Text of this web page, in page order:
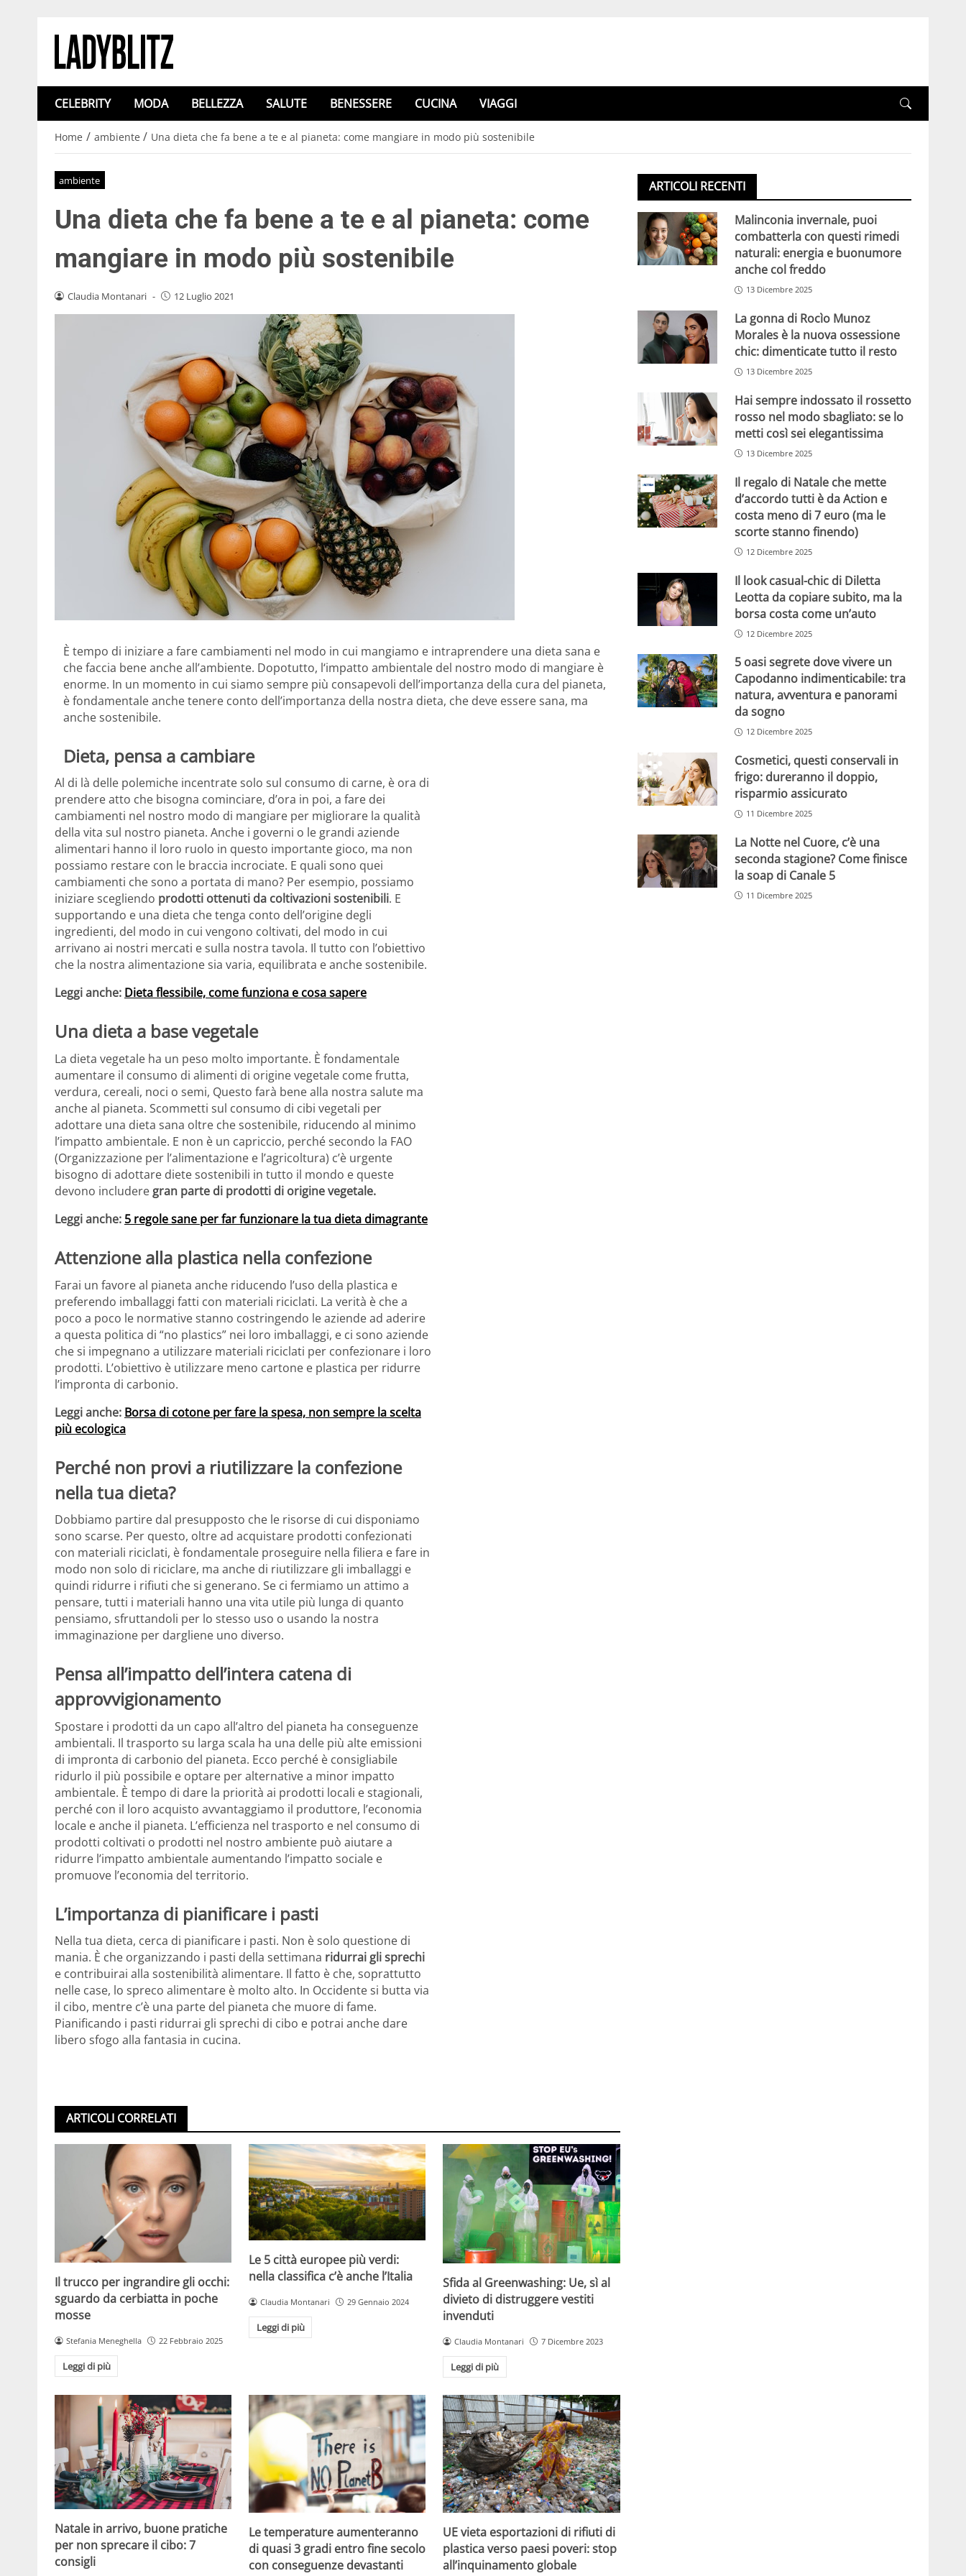
CELEBRITY MODA BELLEZZA SALUTE BENESSERE CUCINA VIAGGI
Home / ambiente / Una dieta che fa bene a te e al pianeta: come mangiare in modo più sostenibile
ambiente
Una dieta che fa bene a te e al pianeta: come
mangiare in modo più sostenibile
Claudia Montanari - 12 Luglio 2021
È tempo di iniziare a fare cambiamenti nel modo in cui mangiamo e intraprendere una dieta sana e
che faccia bene anche all’ambiente. Dopotutto, l‘impatto ambientale del nostro modo di mangiare è
enorme. In un momento in cui siamo sempre più consapevoli dell’importanza della cura del pianeta,
è fondamentale anche tenere conto dell’importanza della nostra dieta, che deve essere sana, ma
anche sostenibile.
Dieta, pensa a cambiare
Al di là delle polemiche incentrate solo sul consumo di carne, è ora di
prendere atto che bisogna cominciare, d’ora in poi, a fare dei
cambiamenti nel nostro modo di mangiare per migliorare la qualità
della vita sul nostro pianeta. Anche i governi o le grandi aziende
alimentari hanno il loro ruolo in questo importante gioco, ma non
possiamo restare con le braccia incrociate. E quali sono quei
cambiamenti che sono a portata di mano? Per esempio, possiamo
iniziare scegliendo prodotti ottenuti da coltivazioni sostenibili. E
supportando e una dieta che tenga conto dell’origine degli
ingredienti, del modo in cui vengono coltivati, del modo in cui
arrivano ai nostri mercati e sulla nostra tavola. Il tutto con l’obiettivo
che la nostra alimentazione sia varia, equilibrata e anche sostenibile.
Leggi anche: Dieta flessibile, come funziona e cosa sapere
Una dieta a base vegetale
La dieta vegetale ha un peso molto importante. È fondamentale
aumentare il consumo di alimenti di origine vegetale come frutta,
verdura, cereali, noci o semi, Questo farà bene alla nostra salute ma
anche al pianeta. Scommetti sul consumo di cibi vegetali per
adottare una dieta sana oltre che sostenibile, riducendo al minimo
l’impatto ambientale. E non è un capriccio, perché secondo la FAO
(Organizzazione per l’alimentazione e l’agricoltura) c’è urgente
bisogno di adottare diete sostenibili in tutto il mondo e queste
devono includere gran parte di prodotti di origine vegetale.
Leggi anche: 5 regole sane per far funzionare la tua dieta dimagrante
Attenzione alla plastica nella confezione
Farai un favore al pianeta anche riducendo l’uso della plastica e
preferendo imballaggi fatti con materiali riciclati. La verità è che a
poco a poco le normative stanno costringendo le aziende ad aderire
a questa politica di “no plastics” nei loro imballaggi, e ci sono aziende
che si impegnano a utilizzare materiali riciclati per confezionare i loro
prodotti. L’obiettivo è utilizzare meno cartone e plastica per ridurre
l’impronta di carbonio.
Leggi anche: Borsa di cotone per fare la spesa, non sempre la scelta
più ecologica
Perché non provi a riutilizzare la confezione
nella tua dieta?
Dobbiamo partire dal presupposto che le risorse di cui disponiamo
sono scarse. Per questo, oltre ad acquistare prodotti confezionati
con materiali riciclati, è fondamentale proseguire nella filiera e fare in
modo non solo di riciclare, ma anche di riutilizzare gli imballaggi e
quindi ridurre i rifiuti che si generano. Se ci fermiamo un attimo a
pensare, tutti i materiali hanno una vita utile più lunga di quanto
pensiamo, sfruttandoli per lo stesso uso o usando la nostra
immaginazione per dargliene uno diverso.
Pensa all’impatto dell’intera catena di
approvvigionamento
Spostare i prodotti da un capo all’altro del pianeta ha conseguenze
ambientali. Il trasporto su larga scala ha una delle più alte emissioni
di impronta di carbonio del pianeta. Ecco perché è consigliabile
ridurlo il più possibile e optare per alternative a minor impatto
ambientale. È tempo di dare la priorità ai prodotti locali e stagionali,
perché con il loro acquisto avvantaggiamo il produttore, l’economia
locale e anche il pianeta. L’efficienza nel trasporto e nel consumo di
prodotti coltivati ​​o prodotti nel nostro ambiente può aiutare a
ridurre l’impatto ambientale aumentando l’impatto sociale e
promuove l’economia del territorio.
L’importanza di pianificare i pasti
Nella tua dieta, cerca di pianificare i pasti. Non è solo questione di
mania. È che organizzando i pasti della settimana ridurrai gli sprechi
e contribuirai alla sostenibilità alimentare. Il fatto è che, soprattutto
nelle case, lo spreco alimentare è molto alto. In Occidente si butta via
il cibo, mentre c’è una parte del pianeta che muore di fame.
Pianificando i pasti ridurrai gli sprechi di cibo e potrai anche dare
libero sfogo alla fantasia in cucina.
ARTICOLI CORRELATI
Il trucco per ingrandire gli occhi:
sguardo da cerbiatta in poche
mosse
Stefania Meneghella 22 Febbraio 2025
Leggi di più
Le 5 città europee più verdi:
nella classifica c’è anche l’Italia
Claudia Montanari 29 Gennaio 2024
Leggi di più
Sfida al Greenwashing: Ue, sì al
divieto di distruggere vestiti
invenduti
Claudia Montanari 7 Dicembre 2023
Leggi di più
Natale in arrivo, buone pratiche
per non sprecare il cibo: 7
consigli
Le temperature aumenteranno
di quasi 3 gradi entro fine secolo
con conseguenze devastanti
UE vieta esportazioni di rifiuti di
plastica verso paesi poveri: stop
all’inquinamento globale
ARTICOLI RECENTI
Malinconia invernale, puoi
combatterla con questi rimedi
naturali: energia e buonumore
anche col freddo
13 Dicembre 2025
La gonna di Rocìo Munoz
Morales è la nuova ossessione
chic: dimenticate tutto il resto
13 Dicembre 2025
Hai sempre indossato il rossetto
rosso nel modo sbagliato: se lo
metti così sei elegantissima
13 Dicembre 2025
Il regalo di Natale che mette
d’accordo tutti è da Action e
costa meno di 7 euro (ma le
scorte stanno finendo)
12 Dicembre 2025
Il look casual-chic di Diletta
Leotta da copiare subito, ma la
borsa costa come un’auto
12 Dicembre 2025
5 oasi segrete dove vivere un
Capodanno indimenticabile: tra
natura, avventura e panorami
da sogno
12 Dicembre 2025
Cosmetici, questi conservali in
frigo: dureranno il doppio,
risparmio assicurato
11 Dicembre 2025
La Notte nel Cuore, c’è una
seconda stagione? Come finisce
la soap di Canale 5
11 Dicembre 2025